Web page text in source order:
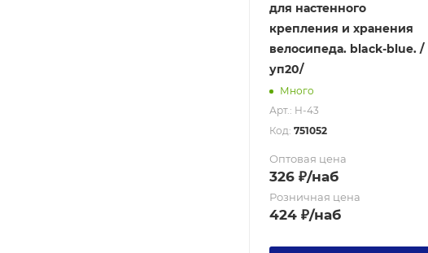
для настенного
крепления и хранения
велосипеда. black-blue. /
уп20/
Много
Арт.: H-43
Код: 751052
Оптовая цена
326 ₽/наб
Розничная цена
424 ₽/наб